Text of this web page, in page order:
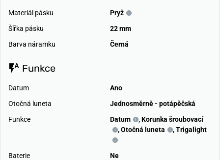
Materiál pásku
Pryž
Šířka pásku
22 mm
Barva náramku
Černá
Funkce
Datum
Ano
Otočná luneta
Jednosměrně - potápěčská
Funkce
Datum ,Korunka šroubovací
,Otočná luneta ,Trigalight
Baterie Ne